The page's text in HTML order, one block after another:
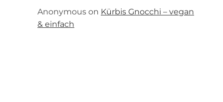
Anonymous on Kürbis Gnocchi – vegan
& einfach